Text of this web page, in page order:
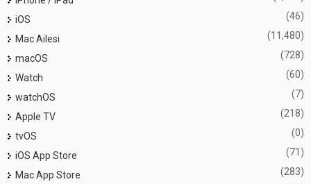
iOS (46)
Mac Ailesi (11,480)
macOS (728)
Watch (60)
watchOS (7)
Apple TV (218)
tvOS (0)
iOS App Store (71)
Mac App Store (283)